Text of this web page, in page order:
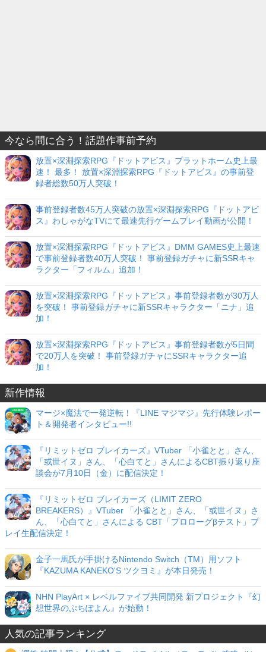
今なら間に合う！話題作事前予約
放置×深淵探索RPG『ドットアビス』プラットホーム史上最
速！ 最多！ 放置×深淵探索RPG『ドットアビス』の事前登
録者総数50万人突破！
事前登録者数45万人突破の放置×深淵探索RPG『ドットアビ
ス』わしゃがなTVにて最速先行ゲームプレイ動画が公開！
放置×深淵探索RPG『ドットアビス』DMM GAMES史上最速
で事前登録者数40万人突破！ 事前登録ガチャに新SSRキャ
ラクター「フィルム」追加！
放置×深淵探索RPG『ドットアビス』事前登録者数が30万人
を突破！ 事前登録ガチャに新SSRキャラクター「ニナ」追
加！
放置×深淵探索RPG『ドットアビス』事前登録者数が5日間
で20万人を突破！ 事前登録ガチャにSSRキャラクター追
加！
新作情報
マージ×魔法で一発逆転！『LINE マジマジ』先行体験レポー
ト＆開発者インタビュー!!
『リミットゼロ ブレイカーズ』VTuber 「小雀とと」さん、
「或世イヌ」さん、「心白てと」さんによるCBT振り返り座
談会が7月10日（金）に配信決定！
『リミットゼロ ブレイカーズ（LIMIT ZERO
BREAKERS）』VTuber 「小雀とと」さん、「或世イヌ」さ
ん、「心白てと」さんによる CBT「プロローグβテスト」プ
レイ生配信決定！
金子一馬氏が手掛けるNintendo Switch（TM）用ソフト
『KAZUMA KANEKO'S ツクヨミ』が本日発売！
NHN PlayArt × レベルファイブ共同開発 新プロジェクト『幻
想世界のぷちぽよん』が始動！
人気の記事ランキング